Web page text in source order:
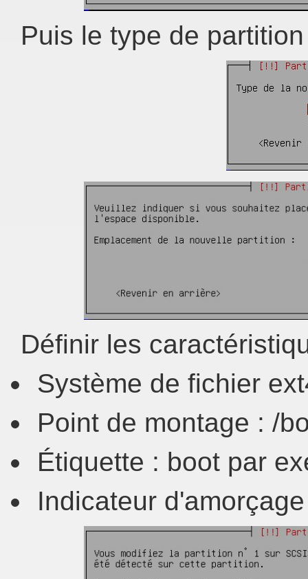
Puis le type de
Définir les
Système de fichier
Point de montage : /
Étiquette : boot par
Indicateur